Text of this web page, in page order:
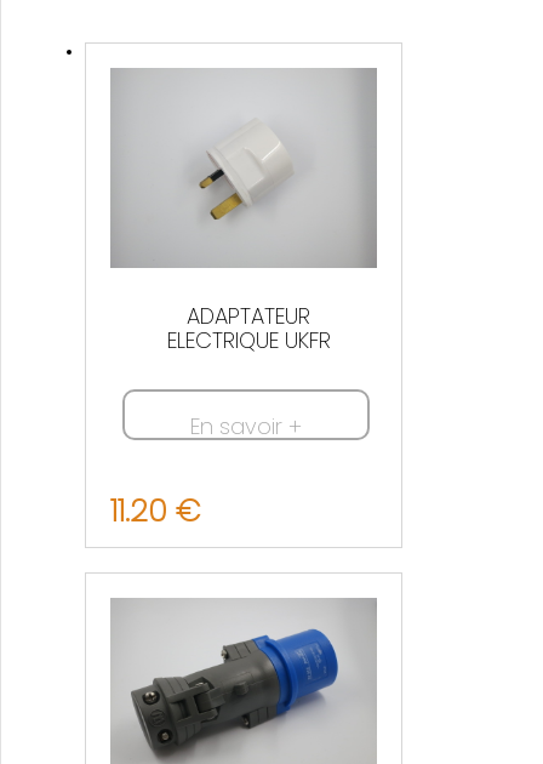
ADAPTATEUR
ELECTRIQUE UKFR
En savoir +
11.20 €
Nous contacter